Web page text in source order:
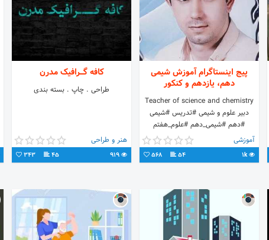
پیج اینستاگرام آموزش شیمی
دهم، یازدهم و کنکور
Teacher of science and chemistry
دبیر علوم و شیمی #تدریس #شیمی
#دهم #شیمی_دهم #علوم_هفتم
#علوم_هشتم #علوم_نهم #دهمی
#هفتمی #هشتمی #آموزشی
آموزشی
1k
54
568
کافه گـــرافیک مدرن
طراحی . چاپ . بسته بندی
هنر و طراحی
919
45
343